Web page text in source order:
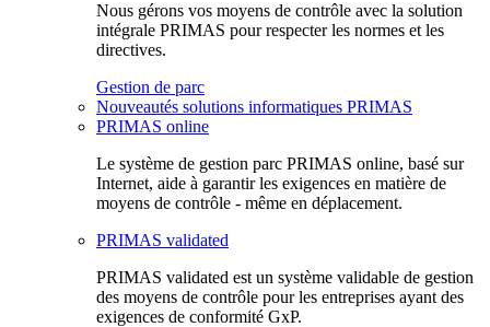
Nous gérons vos moyens de contrôle avec la solution
intégrale PRIMAS pour respecter les normes et les
directives.
Gestion de parc
Nouveautés solutions informatiques PRIMAS
PRIMAS online
Le système de gestion parc PRIMAS online, basé sur
Internet, aide à garantir les exigences en matière de
moyens de contrôle - même en déplacement.
PRIMAS validated
PRIMAS validated est un système validable de gestion
des moyens de contrôle pour les entreprises ayant des
exigences de conformité GxP.